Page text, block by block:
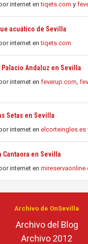
internet entiqets.com y
acuático de Sevilla
internet entiqets.com
Andaluz en Sevilla
internet en feverup.com,
Setas en Sevilla
internet en elcorteingles.es
Cantaora en Sevilla
internet en
Archivo de OnSevilla
Archivo del Blog
Archivo 2012